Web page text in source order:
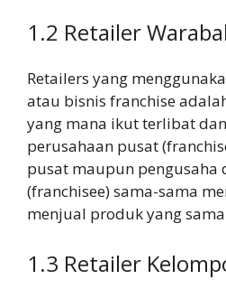
1.2 Retailer
Retailers yang
atau bisnis franchise
yang mana ikut terlibat
perusahaan pusat
pusat maupun pengusaha
(franchisee) sama-sama
menjual produk yang
1.3 Retailer